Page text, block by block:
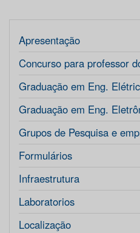
Apresentação
Concurso para professor
Graduação em Eng.
Graduação em Eng.
Grupos de Pesquisa e
Formulários
Infraestrutura
Laboratorios
Localização